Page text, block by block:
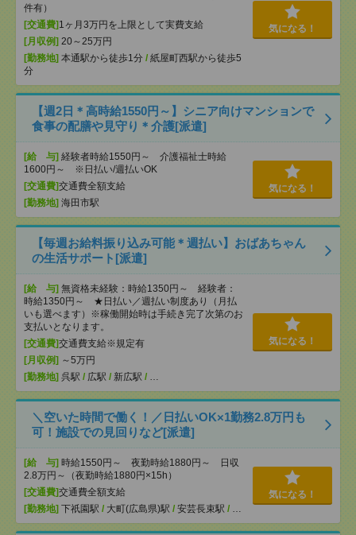
件有）
[交通費] 1ヶ月3万円を上限として実費支給
[月収例] 20～25万円
[勤務地] 本通駅から徒歩1分 / 紙屋町西駅から徒歩5
分
気になる！
【週2日＊高時給1550円～】シニア向けマンションで
食事の配膳や見守り＊介護[派遣]
[給 与] 経験者時給1550円～ 介護福祉士時給
1600円～ ※日払い/週払いOK
[交通費]交通費全額支給
[勤務地] 海田市駅
気になる！
【毎週お給料振り込み可能＊週払い】おばあちゃん
の生活サポート[派遣]
[給 与] 無資格未経験：時給1350円～ 経験者：
時給1350円～ ★日払い／週払い制度あり（月払
いも選べます）※稼働開始時は手続き完了次第のお
支払いとなります。
[交通費]交通費支給※規定有
[月収例] ～5万円
[勤務地] 呉駅 / 広駅 / 新広駅 / …
気になる！
＼空いた時間で働く！／日払いOK×1勤務2.8万円も
可！施設での見回りなど[派遣]
[給 与] 時給1550円～ 夜勤時給1880円～ 日収
2.8万円～（夜勤時給1880円×15h）
[交通費]交通費全額支給
[勤務地] 下祇園駅 / 大町(広島県)駅 / 安芸長束駅 / …
気になる！